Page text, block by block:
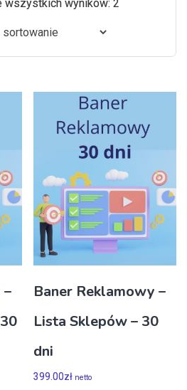
wszystkich wyników: 2
Baner Reklamowy –
Lista Sklepów – 30
dni
399.00zł netto